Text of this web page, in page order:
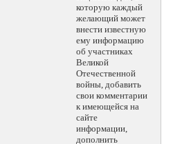
которую каждый
желающий может
внести известную
ему информацию
об участниках
Великой
Отечественной
войны, добавить
свои комментарии
к имеющейся на
сайте
информации,
дополнить